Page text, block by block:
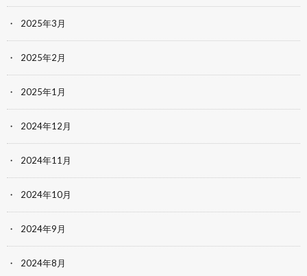
2025年3月
2025年2月
2025年1月
2024年12月
2024年11月
2024年10月
2024年9月
2024年8月